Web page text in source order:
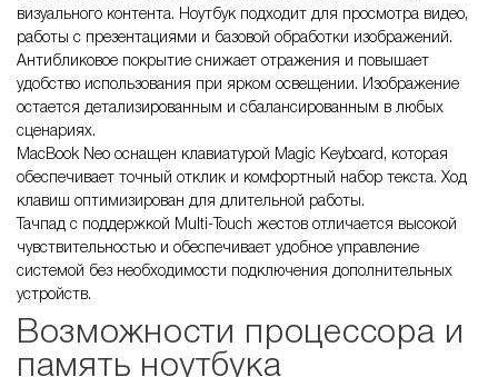
визуального контента. Ноутбук подходит для просмотра видео,
работы с презентациями и базовой обработки изображений.
Антибликовое покрытие снижает отражения и повышает
удобство использования при ярком освещении. Изображение
остается детализированным и сбалансированным в любых
сценариях.
MacBook Neo оснащен клавиатурой Magic Keyboard, которая
обеспечивает точный отклик и комфортный набор текста. Ход
клавиш оптимизирован для длительной работы.
Тачпад с поддержкой Multi-Touch жестов отличается высокой
чувствительностью и обеспечивает удобное управление
системой без необходимости подключения дополнительных
устройств.
Возможности процессора и
память ноутбука